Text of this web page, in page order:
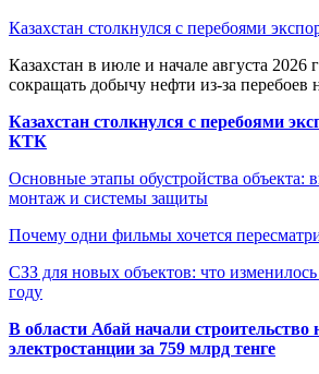
Казахстан столкнулся с перебоями
Казахстан в июле и начале августа
сокращать добычу нефти из-за
Казахстан столкнулся с перебоями
КТК
Основные этапы обустройства объекта:
монтаж и системы защиты
Почему одни фильмы хочется
СЗЗ для новых объектов: что
году
В области Абай начали строительство
электростанции за 759 млрд тенге